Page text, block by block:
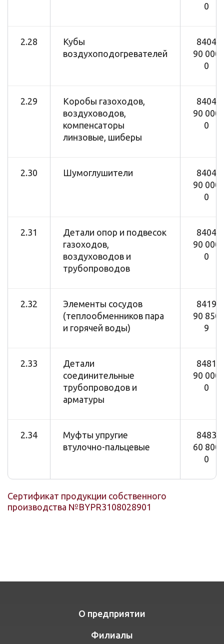
0
2.28
Кубы
воздухоподогревателей
8404
90 000
0
2.29
Коробы газоходов,
воздуховодов,
компенсаторы
линзовые, шиберы
8404
90 000
0
2.30 Шумоглушители
8404
90 000
0
2.31
Детали опор и подвесок
газоходов,
воздуховодов и
трубопроводов
8404
90 000
0
2.32
Элементы сосудов
(теплообменников пара
и горячей воды)
8419
90 850
9
2.33
Детали
соединительные
трубопроводов и
арматуры
8481
90 000
0
2.34
Муфты упругие
втулочно-пальцевые
8483
60 800
0
Сертификат продукции собственного
производства №BYPR3108028901
О предприятии
Филиалы